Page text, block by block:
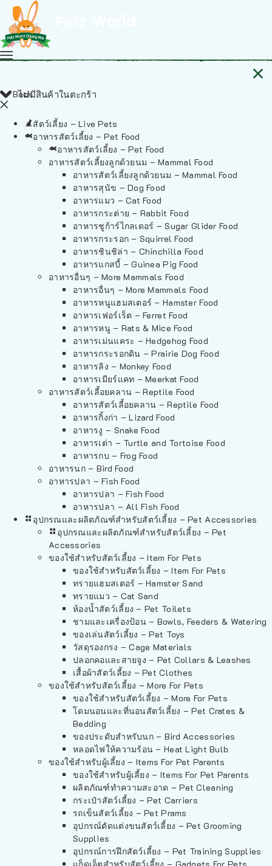
ไม่มีสินค้าในตะกร้า
Back
สัตว์เลี้ยง – Live Pets
อาหารสัตว์เลี้ยง – Pet Food
อาหารสัตว์เลี้ยง – Pet Food
อาหารสัตว์เลี้ยงลูกด้วยนม – Mammal Food
อาหารสัตว์เลี้ยงลูกด้วยนม – Mammal Food
อาหารสุนัข – Dog Food
อาหารแมว – Cat Food
อาหารกระต่าย – Rabbit Food
อาหารชูก้าร์ไกลเดอร์ – Sugar Glider Food
อาหารกระรอก – Squirrel Food
อาหารชินชิล่า – Chinchilla Food
อาหารแกสบี้ – Guinea Pig Food
อาหารอื่นๆ – More Mammals Food
อาหารอื่นๆ – More Mammals Food
อาหารหนูแฮมสเตอร์ – Hamster Food
อาหารเฟอร์เร็ต – Ferret Food
อาหารหนู – Rats & Mice Food
อาหารเม่นแคระ – Hedgehog Food
อาหารกระรอกดิน – Prairie Dog Food
อาหารลิง – Monkey Food
อาหารเมียร์แคท – Meerkat Food
อาหารสัตว์เลี้อยคลาน – Reptile Food
อาหารสัตว์เลี้อยคลาน – Reptile Food
อาหารกิ้งก่า – Lizard Food
อาหารงู – Snake Food
อาหารเต่า – Turtle and Tortoise Food
อาหารกบ – Frog Food
อาหารนก – Bird Food
อาหารปลา – Fish Food
อาหารปลา – Fish Food
อาหารปลา – All Fish Food
อุปกรณและผลิตภัณฑ์สำหรับสัตว์เลี้ยง – Pet Accessories
อุปกรณและผลิตภัณฑ์สำหรับสัตว์เลี้ยง – Pet
Accessories
ของใช้สำหรับสัตว์เลี้ยง – Item For Pets
ของใช้สำหรับสัตว์เลี้ยง – Item For Pets
ทรายแฮมสเตอร์ – Hamster Sand
ทรายแมว – Cat Sand
ห้องน้ำสัตว์เลี้ยง – Pet Toilets
ชามและเครื่องป้อน – Bowls, Feeders & Watering
ของเล่นสัตว์เลี้ยง – Pet Toys
วัสดุรองกรง – Cage Materials
ปลอกคอและสายจูง – Pet Collars & Leashes
เสื้อผ้าสัตว์เลี้ยง – Pet Clothes
ของใช้สำหรับสัตว์เลี้ยง – More For Pets
ของใช้สำหรับสัตว์เลี้ยง – More For Pets
โดมนอนและที่นอนสัตว์เลี้ยง – Pet Crates &
Bedding
ของประดับสำหรับนก – Bird Accessories
หลอดไฟให้ความร้อน – Heat Light Bulb
ของใช้สำหรับผู้เลี้ยง – Items For Pet Parents
ของใช้สำหรับผู้เลี้ยง – Items For Pet Parents
ผลิตภัณฑ์ทำความสะอาด – Pet Cleaning
กระเป๋าสัตว์เลี้ยง – Pet Carriers
รถเข็นสัตว์เลี้ยง – Pet Prams
อุปกรณ์ตัดแต่งขนสัตว์เลี้ยง – Pet Grooming
Supplies
อุปกรณ์การฝึกสัตว์เลี้ยง – Pet Training Supplies